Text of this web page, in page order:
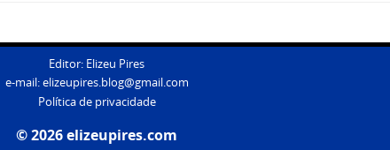
Editor: Elizeu Pires
e-mail:elizeupires.blog@gmail.com
Política de privacidade
© 2026 elizeupires.com